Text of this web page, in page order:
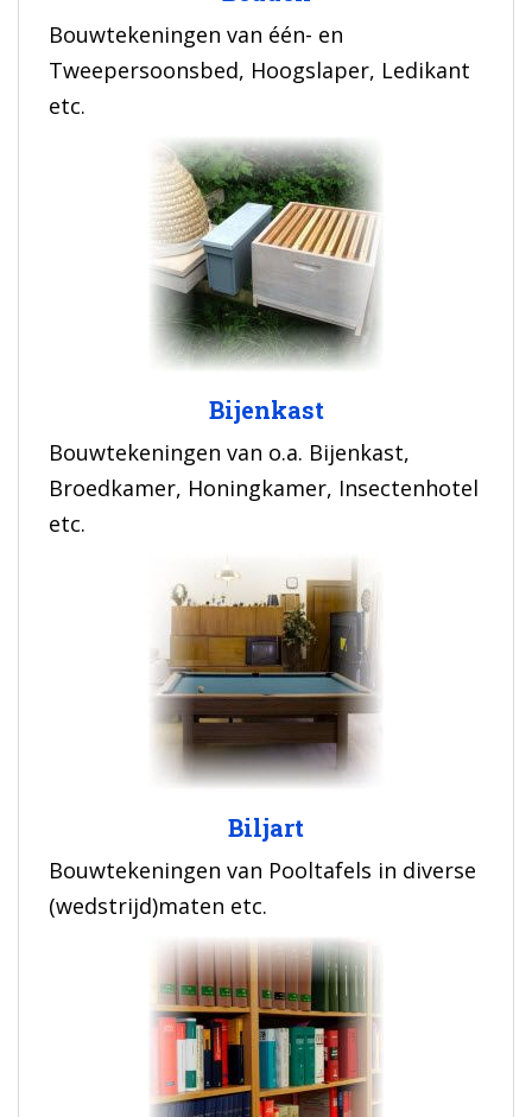
Bouwtekeningen van één- en
Tweepersoonsbed, Hoogslaper, Ledikant
etc.
Bijenkast
Bouwtekeningen van o.a. Bijenkast,
Broedkamer, Honingkamer, Insectenhotel
etc.
Biljart
Bouwtekeningen van Pooltafels in diverse
(wedstrijd)maten etc.